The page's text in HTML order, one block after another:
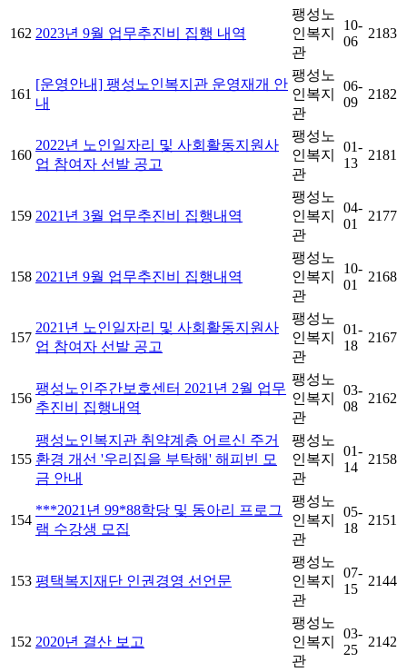
162 2023년 9월 업무추진비 집행 내역
팽성노
인복지
관
10-
06
2183
161
[운영안내] 팽성노인복지관 운영재개 안
내
팽성노
인복지
관
06-
09
2182
160
2022년 노인일자리 및 사회활동지원사
업 참여자 선발 공고
팽성노
인복지
관
01-
13
2181
159 2021년 3월 업무추진비 집행내역
팽성노
인복지
관
04-
01
2177
158 2021년 9월 업무추진비 집행내역
팽성노
인복지
관
10-
01
2168
157
2021년 노인일자리 및 사회활동지원사
업 참여자 선발 공고
팽성노
인복지
관
01-
18
2167
156
팽성노인주간보호센터 2021년 2월 업무
추진비 집행내역
팽성노
인복지
관
03-
08
2162
155
팽성노인복지관 취약계층 어르신 주거
환경 개선 '우리집을 부탁해' 해피빈 모
금 안내
팽성노
인복지
관
01-
14
2158
154
***2021년 99*88학당 및 동아리 프로그
램 수강생 모집
팽성노
인복지
관
05-
18
2151
153 평택복지재단 인권경영 선언문
팽성노
인복지
관
07-
15
2144
152 2020년 결산 보고
팽성노
인복지
관
03-
25
2142